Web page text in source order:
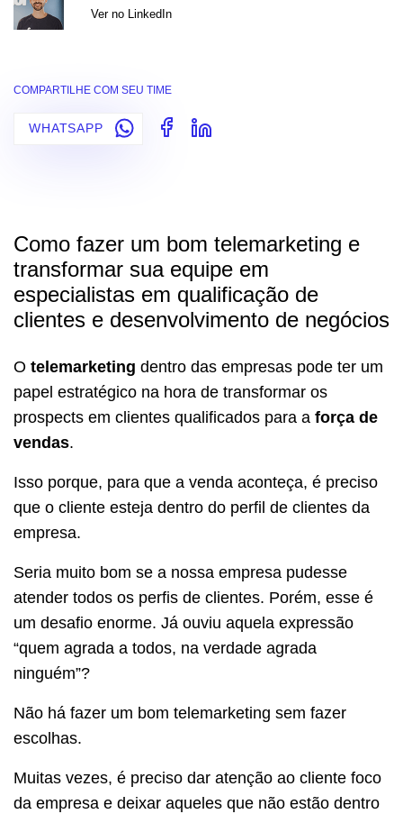
Ver no LinkedIn
COMPARTILHE COM SEU TIME
WHATSAPP
Como fazer um bom telemarketing e
transformar sua equipe em
especialistas em qualificação de
clientes e desenvolvimento de negócios
O telemarketing dentro das empresas pode ter um
papel estratégico na hora de transformar os
prospects em clientes qualificados para a força de
vendas.
Isso porque, para que a venda aconteça, é preciso
que o cliente esteja dentro do perfil de clientes da
empresa.
Seria muito bom se a nossa empresa pudesse
atender todos os perfis de clientes. Porém, esse é
um desafio enorme. Já ouviu aquela expressão
“quem agrada a todos, na verdade agrada
ninguém”?
Não há fazer um bom telemarketing sem fazer
escolhas.
Muitas vezes, é preciso dar atenção ao cliente foco
da empresa e deixar aqueles que não estão dentro